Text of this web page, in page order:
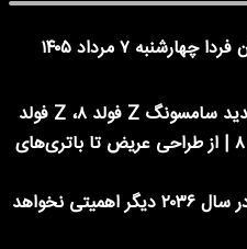
فوری | ادارات تهران فردا چهارشنبه ۷ مرداد ۱۴۰۵
معرفی سه مدل جدید سامسونگ Z فولد ۸، Z فولد
۸ اولترا و Z فلیپ ۸ | از طراحی عریض تا باتری‌های
ایلان ماسک: پول در سال ۲۰۳۶ دیگر اهمیتی نخواهد